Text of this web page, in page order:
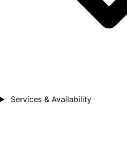
Services & Availability